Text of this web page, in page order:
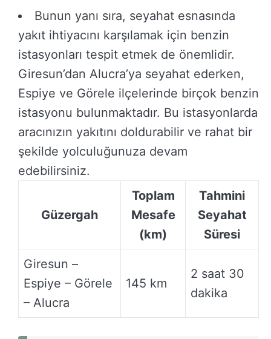
Bunun yanı sıra, seyahat esnasında
yakıt ihtiyacını karşılamak için benzin
istasyonları tespit etmek de önemlidir.
Giresun’dan Alucra’ya seyahat ederken,
Espiye ve Görele ilçelerinde birçok benzin
istasyonu bulunmaktadır. Bu istasyonlarda
aracınızın yakıtını doldurabilir ve rahat bir
şekilde yolculuğunuza devam
edebilirsiniz.
Güzergah
Toplam
Mesafe
(km)
Tahmini
Seyahat
Süresi
Giresun –
Espiye – Görele
– Alucra
145 km
2 saat 30
dakika